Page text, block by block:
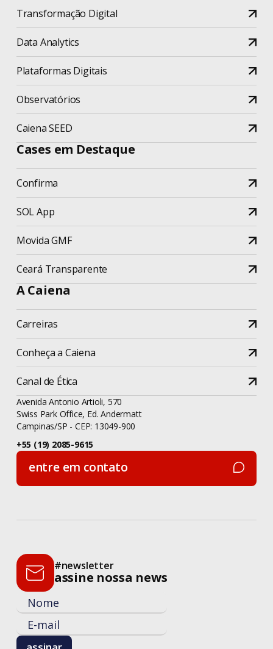
Transformação Digital
Data Analytics
Plataformas Digitais
Observatórios
Caiena SEED
Cases em Destaque
Confirma
SOL App
Movida GMF
Ceará Transparente
A Caiena
Carreiras
Conheça a Caiena
Canal de Ética
Avenida Antonio Artioli, 570
Swiss Park Office, Ed. Andermatt
Campinas/SP - CEP: 13049-900
+55 (19) 2085-9615
entre em contato
entre em contato
#newsletter
assine nossa news